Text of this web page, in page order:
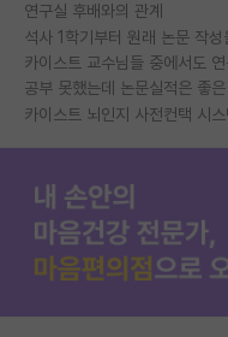
연구실 후배와의 관계
석사 1학기부터 원래 논문 작
공부 못했는데 논문실적은 좋
카이스트 뇌인지 사전컨택 시스